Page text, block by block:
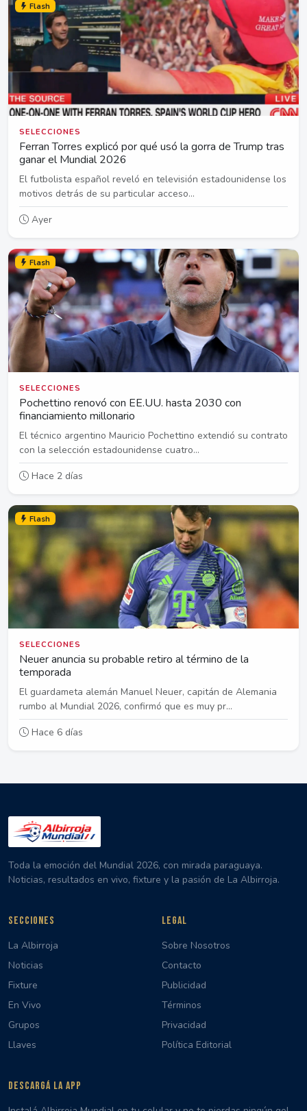
Flash
SELECCIONES
Ferran Torres explicó por qué usó la gorra de Trump tras
ganar el Mundial 2026
El futbolista español reveló en televisión estadounidense los
motivos detrás de su particular acceso...
Ayer
Flash
SELECCIONES
Pochettino renovó con EE.UU. hasta 2030 con
financiamiento millonario
El técnico argentino Mauricio Pochettino extendió su contrato
con la selección estadounidense cuatro...
Hace 2 días
Flash
SELECCIONES
Neuer anuncia su probable retiro al término de la
temporada
El guardameta alemán Manuel Neuer, capitán de Alemania
rumbo al Mundial 2026, confirmó que es muy pr...
Hace 6 días
Toda la emoción del Mundial 2026, con mirada paraguaya.
Noticias, resultados en vivo, fixture y la pasión de La Albirroja.
SECCIONES
La Albirroja
Noticias
Fixture
En Vivo
Grupos
Llaves
LEGAL
Sobre Nosotros
Contacto
Publicidad
Términos
Privacidad
Política Editorial
DESCARGÁ LA APP